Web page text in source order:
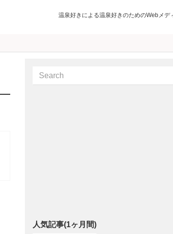
温泉好きによる温泉好きのためのWebメデ
人気記事(1ヶ月間)